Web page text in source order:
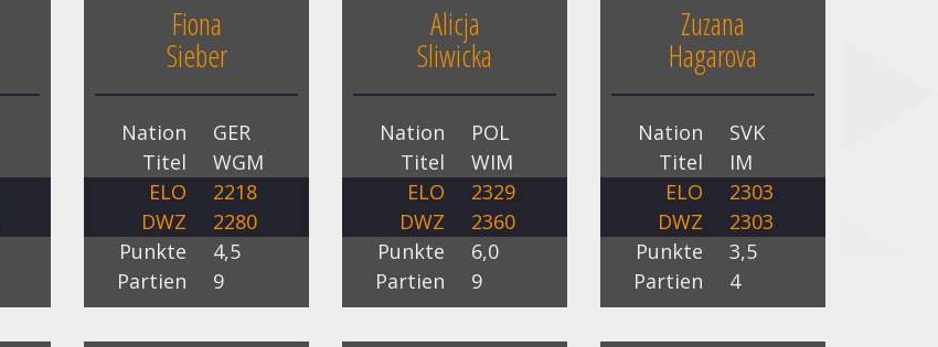
Fiona
Sieber
Nation
GER
Titel
WGM
ELO
2218
DWZ
2280
Punkte
4,5
Partien
9
Alicja
Sliwicka
Nation
POL
Titel
WIM
ELO
2329
DWZ
2360
Punkte
6,0
Partien
9
Zuzana
Hagarova
Nation
SVK
Titel
IM
ELO
2303
DWZ
2303
Punkte
3,5
Partien
4